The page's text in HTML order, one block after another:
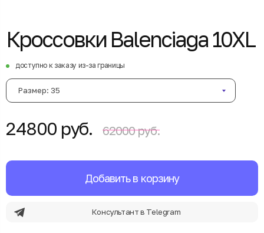
Кроссовки Balenciaga 10XL
доступно к заказу из-за границы
Размер: 35
24800 руб. 62000 руб.
Добавить в корзину
Консультант в Telegram